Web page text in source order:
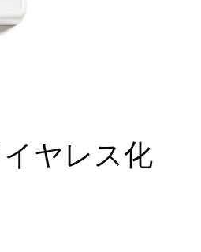
ヤレス化